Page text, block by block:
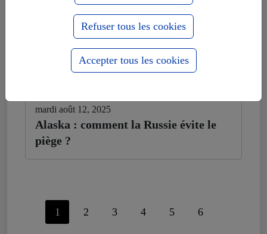
mardi août 12, 2025
Alaska : comment la Russie évite le
piège ?
1 2 3 4 5 6
Refuser tous les cookies
Accepter tous les cookies